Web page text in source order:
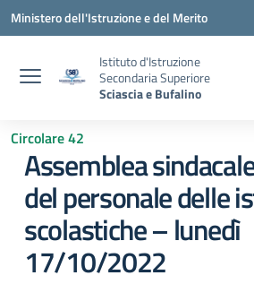
Vai ai contenuti
Vai al menu di navigazione
Vai al footer
Ministero dell'Istruzione e del Merito
Istituto d'Istruzione
Secondaria Superiore
Sciascia e Bufalino
Circolare 42
Assemblea
del personale delle
scolastiche – lunedì
17/10/2022